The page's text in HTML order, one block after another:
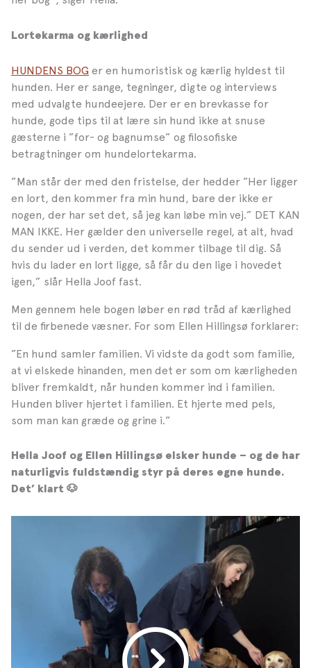
Lortekarma og kærlighed
HUNDENS BOG er en humoristisk og kærlig hyldest til
hunden. Her er sange, tegninger, digte og interviews
med udvalgte hundeejere. Der er en brevkasse for
hunde, gode tips til at lære sin hund ikke at snuse
gæsterne i ”for- og bagnumse” og filosofiske
betragtninger om hundelortekarma.
”Man står der med den fristelse, der hedder ”Her ligger
en lort, den kommer fra min hund, bare der ikke er
nogen, der har set det, så jeg kan løbe min vej.” DET KAN
MAN IKKE. Her gælder den universelle regel, at alt, hvad
du sender ud i verden, det kommer tilbage til dig. Så
hvis du lader en lort ligge, så får du den lige i hovedet
igen,” slår Hella Joof fast.
Men gennem hele bogen løber en rød tråd af kærlighed
til de firbenede væsner. For som Ellen Hillingsø forklarer:
”En hund samler familien. Vi vidste da godt som familie,
at vi elskede hinanden, men det er som om kærligheden
bliver fremkaldt, når hunden kommer ind i familien.
Hunden bliver hjertet i familien. Et hjerte med pels,
som man kan græde og grine i.”
Hella Joof og Ellen Hillingsø elsker hunde – og de har
naturligvis fuldstændig styr på deres egne hunde.
Det’ klart 🐶
Glæd dig til den 26. oktober, hvor HUNDENS BOG